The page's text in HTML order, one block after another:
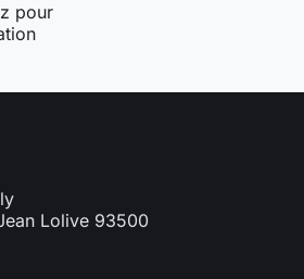
pour
Lolive 93500